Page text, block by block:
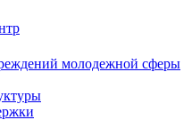
молодежной сферы